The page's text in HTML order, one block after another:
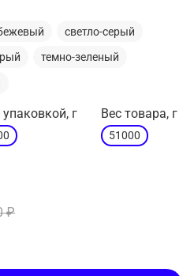
светло-серый
темно-зеленый
упаковкой, г Вес товара, г
51000
₽